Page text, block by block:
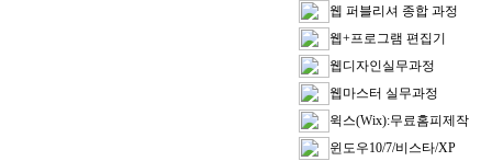
웹 퍼블리셔 종합 과정
웹+프로그램 편집기
웹디자인실무과정
웹마스터 실무과정
윅스(Wix):무료홈피제작
윈도우10/7/비스타/XP